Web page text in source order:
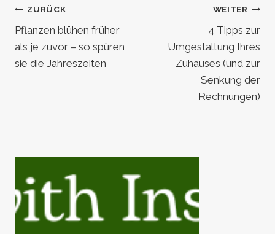
Beitragsnavigation
ZURÜCK
Pflanzen blühen früher
als je zuvor – so spüren
sie die Jahreszeiten
WEITER
4 Tipps zur
Umgestaltung Ihres
Zuhauses (und zur
Senkung der
Rechnungen)